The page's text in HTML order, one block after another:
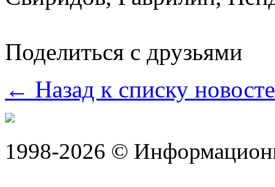
Поделиться с друзьями
← Назад к списку
1998-2026 ©